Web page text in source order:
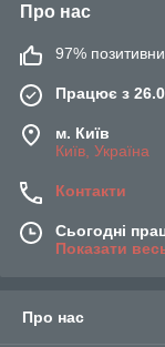
Про нас
97%
Працює з
м. Київ
Київ, Україна
Контакти
Сьогодні
Показати
Про нас